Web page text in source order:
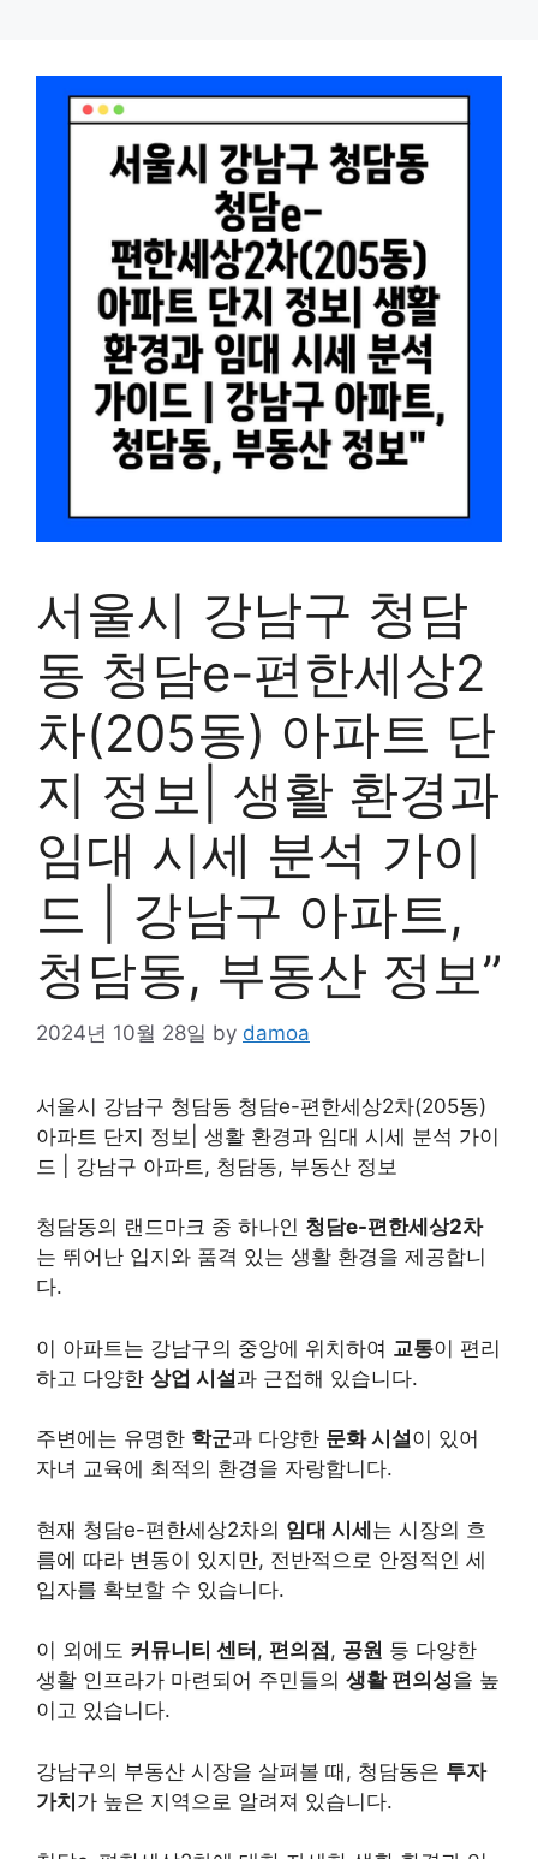
서울시 강남구 청담
동 청담e-편한세상2
차(205동) 아파트 단
지 정보| 생활 환경과
임대 시세 분석 가이
드 | 강남구 아파트,
청담동, 부동산 정보”
2024년 10월 28일 by damoa
서울시 강남구 청담동 청담e-편한세상2차(205동)
아파트 단지 정보| 생활 환경과 임대 시세 분석 가이
드 | 강남구 아파트, 청담동, 부동산 정보
청담동의 랜드마크 중 하나인 청담e-편한세상2차
는 뛰어난 입지와 품격 있는 생활 환경을 제공합니
다.
이 아파트는 강남구의 중앙에 위치하여 교통이 편리
하고 다양한 상업 시설과 근접해 있습니다.
주변에는 유명한 학군과 다양한 문화 시설이 있어
자녀 교육에 최적의 환경을 자랑합니다.
현재 청담e-편한세상2차의 임대 시세는 시장의 흐
름에 따라 변동이 있지만, 전반적으로 안정적인 세
입자를 확보할 수 있습니다.
이 외에도 커뮤니티 센터 , 편의점 , 공원 등 다양한
생활 인프라가 마련되어 주민들의 생활 편의성을 높
이고 있습니다.
강남구의 부동산 시장을 살펴볼 때, 청담동은 투자
가치가 높은 지역으로 알려져 있습니다.